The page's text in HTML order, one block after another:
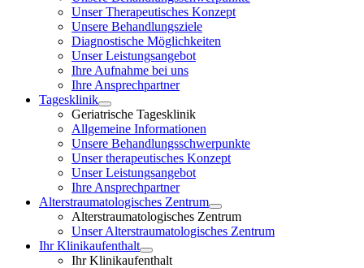
Unser Therapeutisches Konzept
Unsere Behandlungsziele
Diagnostische Möglichkeiten
Unser Leistungsangebot
Ihre Aufnahme bei uns
Ihre Ansprechpartner
Tagesklinik
Geriatrische Tagesklinik
Allgemeine Informationen
Unsere Behandlungsschwerpunkte
Unser therapeutisches Konzept
Unser Leistungsangebot
Ihre Ansprechpartner
Alterstraumatologisches Zentrum
Alterstraumatologisches Zentrum
Unser Alterstraumatologisches Zentrum
Ihr Klinikaufenthalt
Ihr Klinikaufenthalt